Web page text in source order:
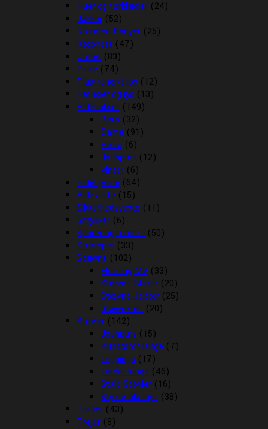
Huer og tørklæder (24)
Jakker (52)
Kramme Ponyer (25)
Kæphest (47)
Outlet (83)
Piske (74)
Plastroner/slips (12)
Reflexer og lys (13)
Ridebukser (149)
Børn (32)
Dame (91)
Herre (6)
Jodhpurs (12)
Vinter (6)
Ridehjelme (64)
Rideveste (15)
Sikkerhedsveste (11)
Smykker (6)
Sporer og remme (50)
Strømper (33)
Stævne (102)
Fletning MV (33)
Stævne Bluser (20)
Stævne Jakker (25)
Stævne nr. (20)
Støvler (142)
Jodhpurs (15)
Kunststof lange (7)
Leggings (17)
Læder lange (46)
Stald Støvler (16)
Støvle tilbehør (38)
Tasker (43)
Trøjer (8)